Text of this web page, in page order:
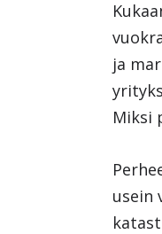
ja
Miksi
usein